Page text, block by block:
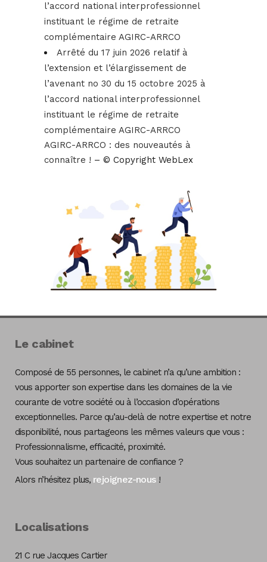
l’accord national interprofessionnel
instituant le régime de retraite
complémentaire AGIRC-ARRCO
Arrêté du 17 juin 2026 relatif à
l’extension et l’élargissement de
l’avenant no 30 du 15 octobre 2025 à
l’accord national interprofessionnel
instituant le régime de retraite
complémentaire AGIRC-ARRCO
AGIRC-ARRCO : des nouveautés à
connaître ! – © Copyright WebLex
Le cabinet
Composé de 55 personnes, le cabinet n’a qu’une ambition :
vous apporter son expertise dans les domaines de la vie
courante de votre société ou à l’occasion d’opérations
exceptionnelles. Parce qu’au-delà de notre expertise et notre
disponibilité, nous partageons les mêmes valeurs que vous :
Professionnalisme, efficacité, proximité.
Vous souhaitez un partenaire de confiance ?
Alors n’hésitez plus, rejoignez-nous!
Localisations
21 C rue Jacques Cartier